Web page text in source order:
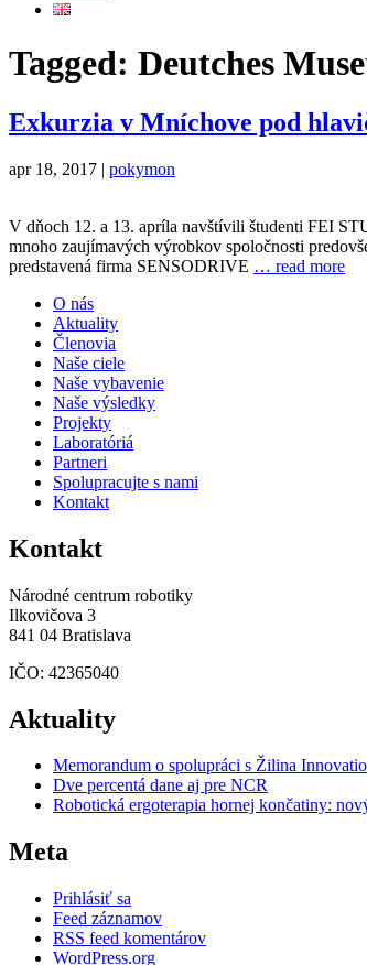
Tagged: Deutches
Exkurzia v Mníchove pod
apr 18, 2017 | pokymon
V dňoch 12. a 13. apríla navštívili študenti FEI
mnoho zaujímavých výrobkov spoločnosti
predstavená firma SENSODRIVE … read more
O nás
Aktuality
Členovia
Naše ciele
Naše vybavenie
Naše výsledky
Projekty
Laboratóriá
Partneri
Spolupracujte s nami
Kontakt
Kontakt
Národné centrum robotiky
Ilkovičova 3
841 04 Bratislava
IČO: 42365040
Aktuality
Memorandum o spolupráci s Žilina
Dve percentá dane aj pre NCR
Robotická ergoterapia hornej končatiny:
Meta
Prihlásiť sa
Feed záznamov
RSS feed komentárov
WordPress.org